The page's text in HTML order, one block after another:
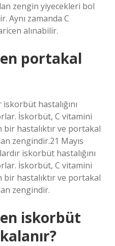
zengin yiyecekleri bol
Aynı zamanda C
alınabilir.
portakal
hastalığını
İskorbüt, C vitamini
hastalıktır ve portakal
zengindir.21 Mayıs
iskorbüt hastalığını
İskorbüt, C vitamini
hastalıktır ve portakal
zengindir.
iskorbüt